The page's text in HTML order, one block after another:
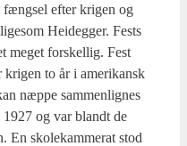
efter kri­gen og
Hei­deg­ger. Fests
meget for­skel­lig. Fest
to år i ame­ri­kansk
næp­pe sam­men­lig­nes
og var blandt de
En sko­le­kam­me­rat stod